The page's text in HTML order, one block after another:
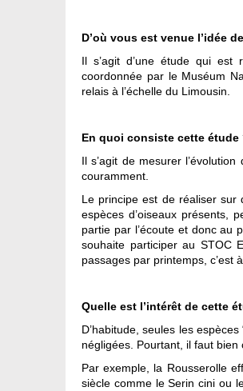
D’où vous est venue l’idée
Il s’agit d’une étude qui
coordonnée par le Muséum
relais à l’échelle du Limousin.
En quoi consiste cette étude
Il s’agit de mesurer
couramment.
Le principe est de réaliser
espèces d’oiseaux présents,
partie par l’écoute et donc au
souhaite participer au STOC
passages par printemps, c’est
Quelle est l’intérêt de cette
D’habitude, seules les
négligées. Pourtant, il faut bien
Par exemple, la Rousserolle
siècle comme le Serin cini ou